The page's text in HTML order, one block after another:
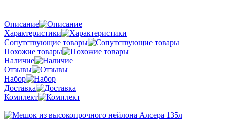
Описание
Характеристики
Сопутствующие товары
Похожие товары
Наличие
Отзывы
Набор
Доставка
Комплект